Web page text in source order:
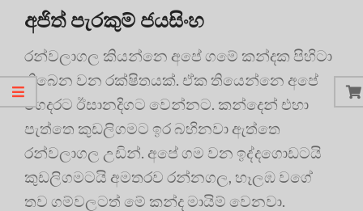
අජිත් පැරකුම් ජයසිංහ
රන්වලාගල කියන්නෙ අපේ ගමේ කන්දක පිහිටා
තිබෙන වන රක්ෂිතයක්. ඒක තියෙන්නෙ අපේ
ගෙදරට ඊසානදිගට වෙන්නට. කන්දෙන් එහා
පැත්තෙ කුඩලිගමට ඉර බහිනවා ඇත්තෙ
රන්වලාගල උඩින්. අපේ ගම වන ඉද්දගොඩටයි
කුඩලිගමටයි අමතරව රන්නගල, හෑලඹ වගේ
තව ගම්වලටත් මේ කන්ද මායිම් වෙනවා.